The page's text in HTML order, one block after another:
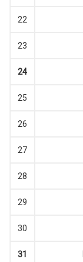
22
23
24
25
26
27
28
29
30
31